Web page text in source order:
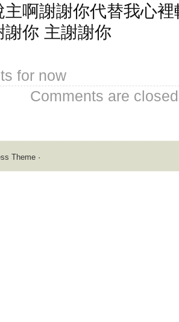
主啊謝謝你代替我心裡
你 主謝謝你
for now
Comments are
Theme ·